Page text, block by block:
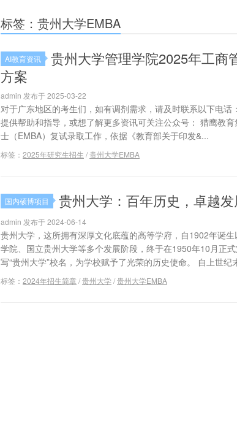
标签：贵州大学EMBA
AI教育资讯
贵州大学管理学院2025年工商
方案
admin 发布于 2025-03-22
对于广东地区的考生们，如有调剂需求，请及时联系以下电
提供帮助和指导，或想了解更多资讯可关注公众号： 猎鹰教
士（EMBA）复试录取工作，依据《教育部关于印发&...
标签： 2025年研究生招生 /贵州大学EMBA
国内硕博项目 贵州大学：百年历史，卓越
admin 发布于 2024-06-14
贵州大学，这所拥有深厚文化底蕴的高等学府，自1902年诞
学院、国立贵州大学等多个发展阶段，终于在1950年10月正
写“贵州大学”校名，为学校赋予了光荣的历史使命。 自上世纪
标签： 2024年招生简章/贵州大学/贵州大学EMBA